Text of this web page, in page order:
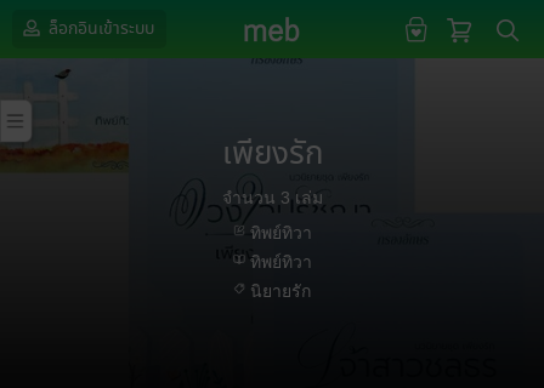
ล็อกอินเข้าระบบ
เพียงรัก
จำนวน 3 เล่ม
ทิพย์ทิวา
ทิพย์ทิวา
นิยายรัก